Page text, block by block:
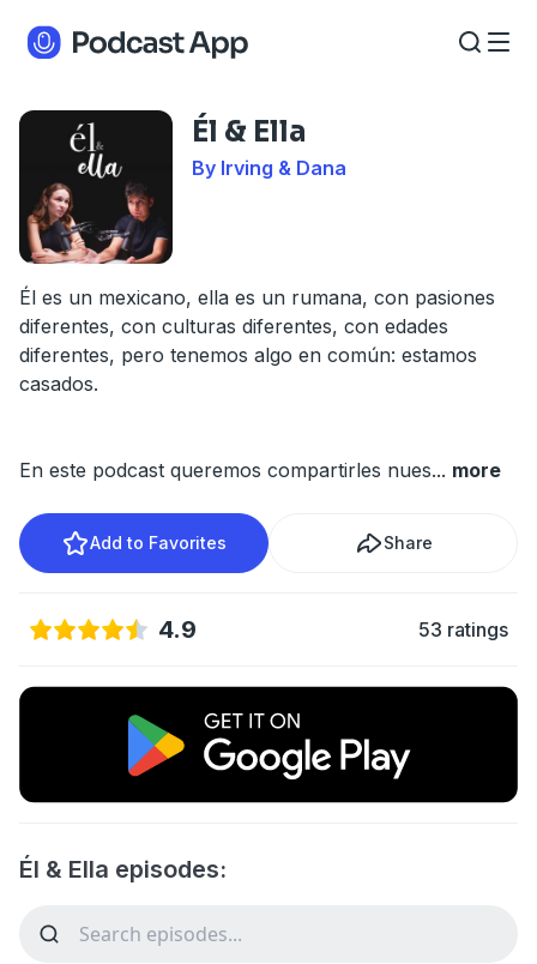
Él & Ella
By Irving & Dana
Él es un mexicano, ella es un rumana, con pasiones
diferentes, con culturas diferentes, con edades
diferentes, pero tenemos algo en común: estamos
casados.
En este podcast queremos compartirles nues... more
Add to Favorites Share
4.9 53 ratings
Él & Ella episodes: